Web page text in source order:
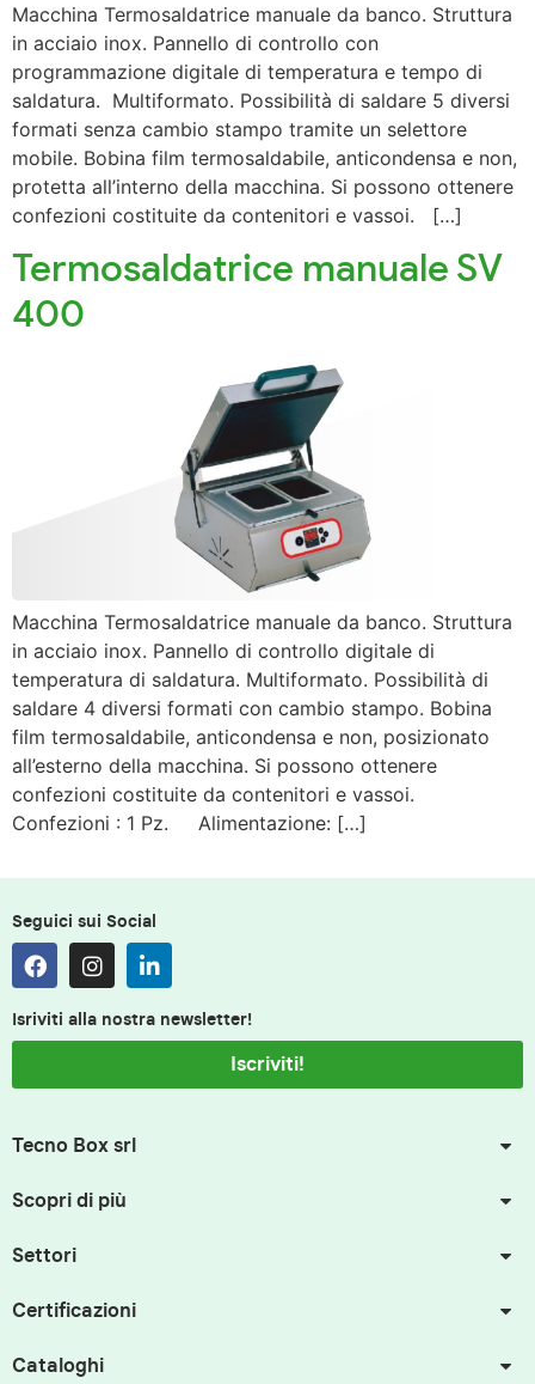
Macchina Termosaldatrice manuale da banco. Struttura
in acciaio inox. Pannello di controllo con
programmazione digitale di temperatura e tempo di
saldatura. Multiformato. Possibilità di saldare 5 diversi
formati senza cambio stampo tramite un selettore
mobile. Bobina film termosaldabile, anticondensa e non,
protetta all’interno della macchina. Si possono ottenere
confezioni costituite da contenitori e vassoi. […]
Termosaldatrice manuale SV
400
Macchina Termosaldatrice manuale da banco. Struttura
in acciaio inox. Pannello di controllo digitale di
temperatura di saldatura. Multiformato. Possibilità di
saldare 4 diversi formati con cambio stampo. Bobina
film termosaldabile, anticondensa e non, posizionato
all’esterno della macchina. Si possono ottenere
confezioni costituite da contenitori e vassoi.
Confezioni : 1 Pz. Alimentazione: […]
Seguici sui Social
Isriviti alla nostra newsletter!
Iscriviti!
Tecno Box srl
Scopri di più
Settori
Certificazioni
Cataloghi